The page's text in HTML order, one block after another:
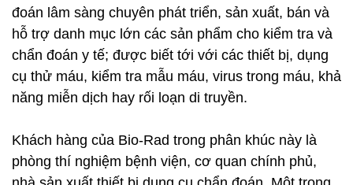
đoán lâm sàng chuyên phát triển, sản xuất, bán và
hỗ trợ danh mục lớn các sản phẩm cho kiểm tra và
chẩn đoán y tế; được biết tới với các thiết bị, dụng
cụ thử máu, kiểm tra mẫu máu, virus trong máu, khả
năng miễn dịch hay rối loạn di truyền.
Khách hàng của Bio-Rad trong phân khúc này là
phòng thí nghiệm bệnh viện, cơ quan chính phủ,